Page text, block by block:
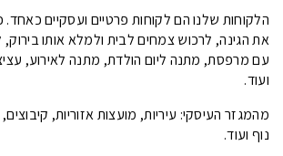
הלקוחות שלנו הם לקוחות פרטיים ועסקיים כאחד.
את הגינה, לרכוש צמחים לבית ולמלא אותו בירוק,
עם מרפסת, מתנה ליום הולדת, מתנה לאירוע,
ועוד.
מהמגזר העיסקי: עיריות, מועצות אזוריות,
נוף ועוד.